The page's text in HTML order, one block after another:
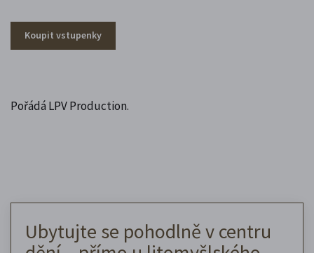
Koupit vstupenky
Pořádá LPV Production.
Ubytujte se pohodlně v centru